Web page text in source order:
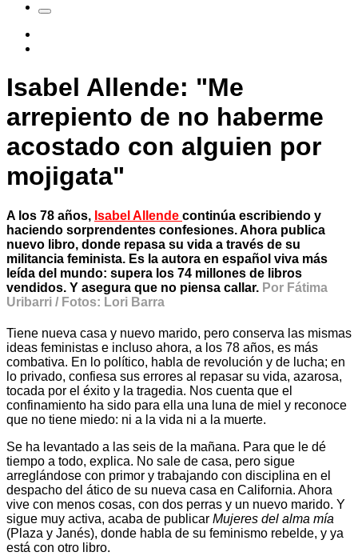
Isabel Allende: "Me
arrepiento de no haberme
acostado con alguien por
mojigata"
A los 78 años, Isabel Allende continúa escribiendo y
haciendo sorprendentes confesiones. Ahora publica
nuevo libro, donde repasa su vida a través de su
militancia feminista. Es la autora en español viva más
leída del mundo: supera los 74 millones de libros
vendidos. Y asegura que no piensa callar. Por Fátima
Uribarri / Fotos: Lori Barra
Tiene nueva casa y nuevo marido, pero conserva las mismas
ideas feministas e incluso ahora, a los 78 años, es más
combativa. En lo político, habla de revolución y de lucha; en
lo privado, confiesa sus errores al repasar su vida, azarosa,
tocada por el éxito y la tragedia. Nos cuenta que el
confinamiento ha sido para ella una luna de miel y reconoce
que no tiene miedo: ni a la vida ni a la muerte.
Se ha levantado a las seis de la mañana. Para que le dé
tiempo a todo, explica. No sale de casa, pero sigue
arreglándose con primor y trabajando con disciplina en el
despacho del ático de su nueva casa en California. Ahora
vive con menos cosas, con dos perras y un nuevo marido. Y
sigue muy activa, acaba de publicar Mujeres del alma mía
(Plaza y Janés), donde habla de su feminismo rebelde, y ya
está con otro libro.